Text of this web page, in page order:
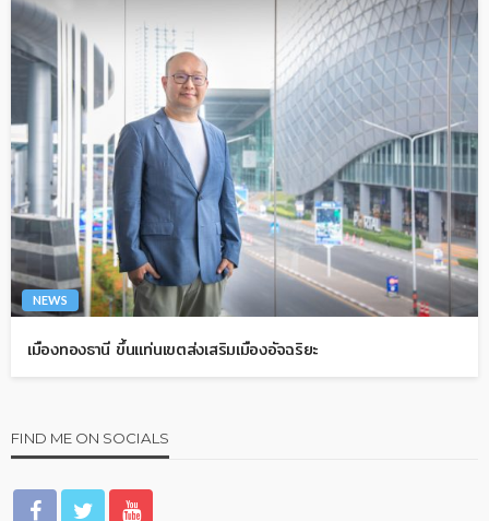
NEWS
เมืองทองธานี ขึ้นแท่นเขตส่งเสริมเมืองอัจฉริยะ
FIND ME ON SOCIALS